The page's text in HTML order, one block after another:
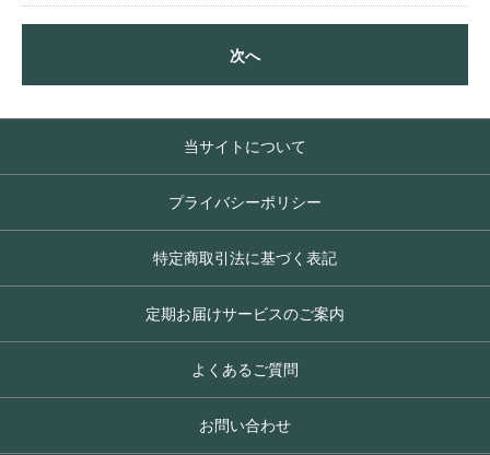
次へ
当サイトについて
プライバシーポリシー
特定商取引法に基づく表記
定期お届けサービスのご案内
よくあるご質問
お問い合わせ